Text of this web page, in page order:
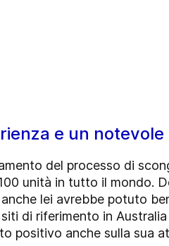
e un
del processo di
unità in tutto il mondo.
lei avrebbe potuto
di riferimento in
positivo anche sulla sua